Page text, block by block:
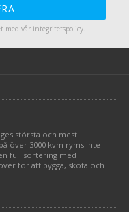
med vår integritetspolicy.
största och mest
över 3000 kvm ryms inte
full sortering med
för att bygga, sköta och